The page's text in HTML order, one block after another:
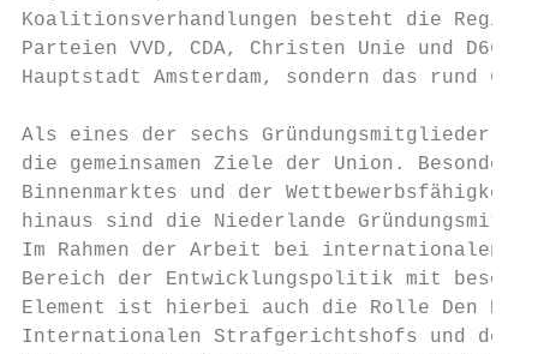
Koalitionsverhandlungen besteht die
Parteien VVD, CDA, Christen Unie und
Hauptstadt Amsterdam, sondern das rund 65
Als eines der sechs Gründungsmitglieder
die gemeinsamen Ziele der Union.
Binnenmarktes und der
hinaus sind die Niederlande
Im Rahmen der Arbeit bei internationalen
Bereich der Entwicklungspolitik mit
Element ist hierbei auch die Rolle Den
Internationalen Strafgerichtshofs und dem